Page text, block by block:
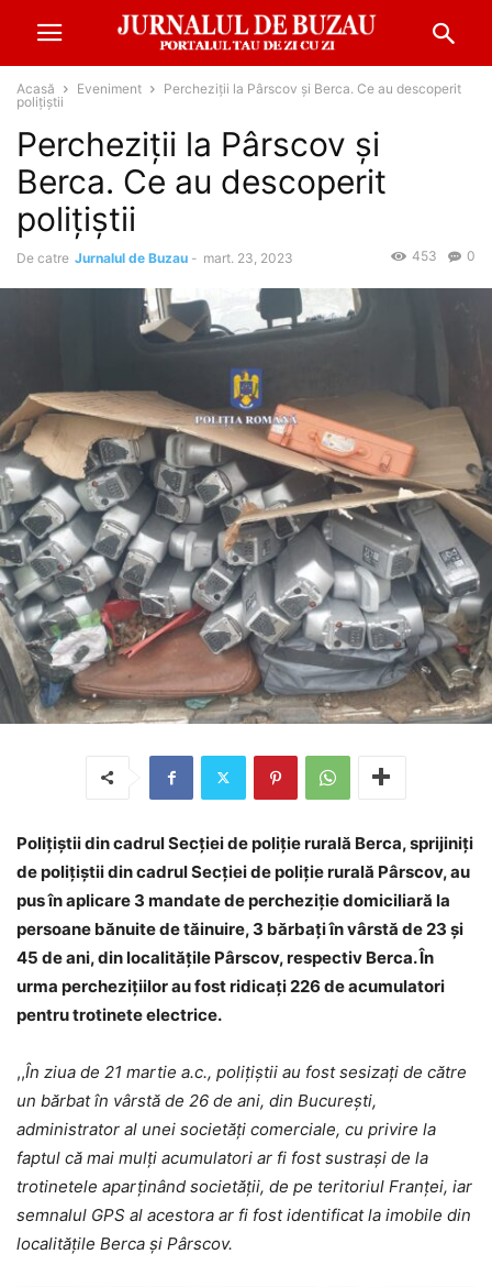
Acasă Eveniment
Percheziții la Pârscov și Berca. Ce au descoperit
polițiștii
Percheziții la Pârscov și
Berca. Ce au descoperit
polițiștii
De catre Jurnalul de Buzau - mart. 23, 2023 0
453
Polițiștii din cadrul Secției de poliție rurală Berca, sprijiniți
de polițiștii din cadrul Secției de poliție rurală Pârscov, au
pus în aplicare 3 mandate de percheziție domiciliară la
persoane bănuite de tăinuire, 3 bărbați în vârstă de 23 și
45 de ani, din localitățile Pârscov, respectiv Berca. În
urma perchezițiilor au fost ridicați 226 de acumulatori
pentru trotinete electrice.
,,În ziua de 21 martie a.c., polițiștii au fost sesizați de către
un bărbat în vârstă de 26 de ani, din București,
administrator al unei societăți comerciale, cu privire la
faptul că mai mulți acumulatori ar fi fost sustrași de la
trotinetele aparținând societății, de pe teritoriul Franței, iar
semnalul GPS al acestora ar fi fost identificat la imobile din
localitățile Berca și Pârscov.